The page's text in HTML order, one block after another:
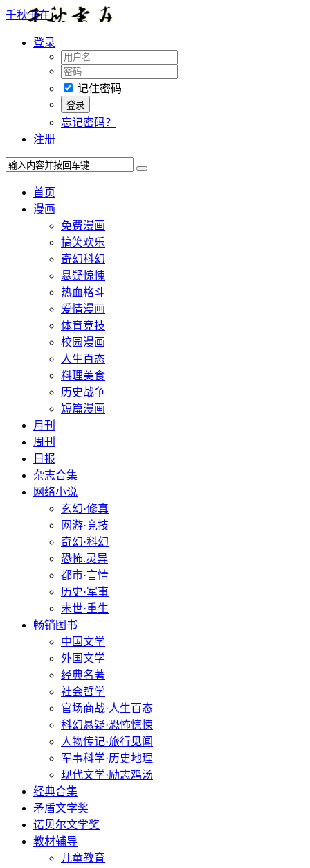
千秋书在
登录
记住密码
忘记密码？
注册
首页
漫画
免费漫画
搞笑欢乐
奇幻科幻
悬疑惊悚
热血格斗
爱情漫画
体育竞技
校园漫画
人生百态
料理美食
历史战争
短篇漫画
月刊
周刊
日报
杂志合集
网络小说
玄幻·修真
网游·竞技
奇幻·科幻
恐怖.灵异
都市·言情
历史·军事
末世·重生
畅销图书
中国文学
外国文学
经典名著
社会哲学
官场商战·人生百态
科幻悬疑·恐怖惊悚
人物传记·旅行见闻
军事科学·历史地理
现代文学·励志鸡汤
经典合集
矛盾文学奖
诺贝尔文学奖
教材辅导
儿童教育